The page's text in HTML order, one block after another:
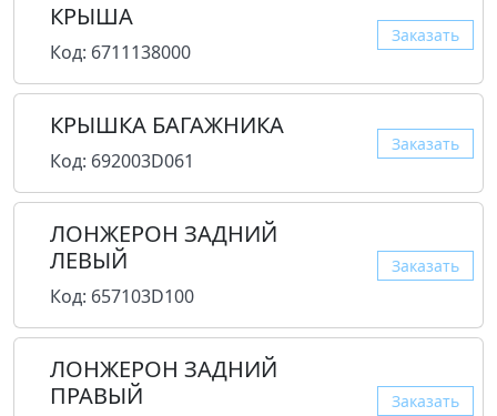
КРЫША
Код: 6711138000
Заказать
КРЫШКА БАГАЖНИКА
Код: 692003D061
Заказать
ЛОНЖЕРОН ЗАДНИЙ
ЛЕВЫЙ
Код: 657103D100
Заказать
ЛОНЖЕРОН ЗАДНИЙ
ПРАВЫЙ
Заказать